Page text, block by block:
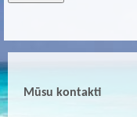
Mūsu kontakti